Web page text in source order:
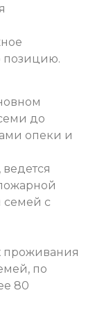
позицию.
до
опеки и
семей с
проживания
по
80